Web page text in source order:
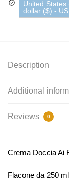
United States
dollar ($) -
Description
Additional
Reviews 0
Crema Doccia Ai
Flacone da 250 ml